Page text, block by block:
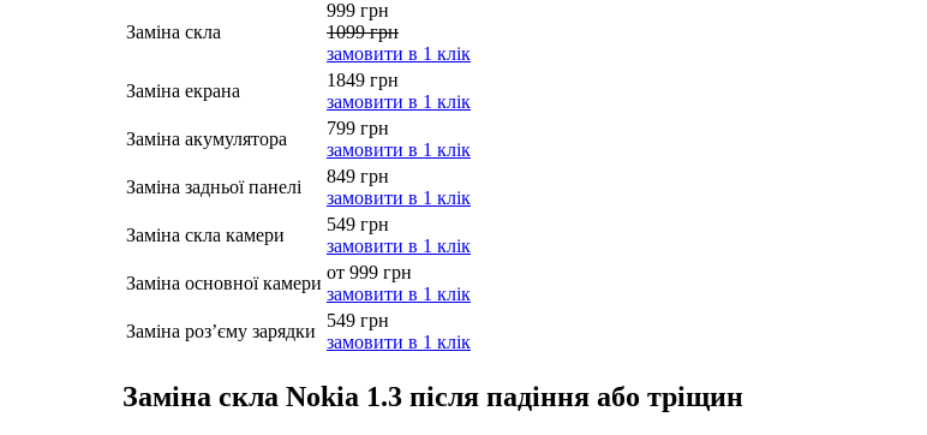
Заміна скла
999 грн
1099 грн
замовити в 1 клік
Заміна екрана
1849 грн
замовити в 1 клік
Заміна акумулятора
799 грн
замовити в 1 клік
Заміна задньої панелі
849 грн
замовити в 1 клік
Заміна скла камери
549 грн
замовити в 1 клік
Заміна основної камери
от 999 грн
замовити в 1 клік
Заміна роз’єму зарядки
549 грн
замовити в 1 клік
Заміна скла Nokia 1.3 після падіння або тріщин